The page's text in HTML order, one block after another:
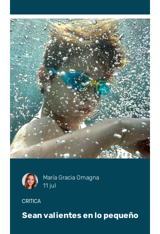
Sean valientes en lo pequeño
CRÍTICA
María Gracia Omagna
11 jul